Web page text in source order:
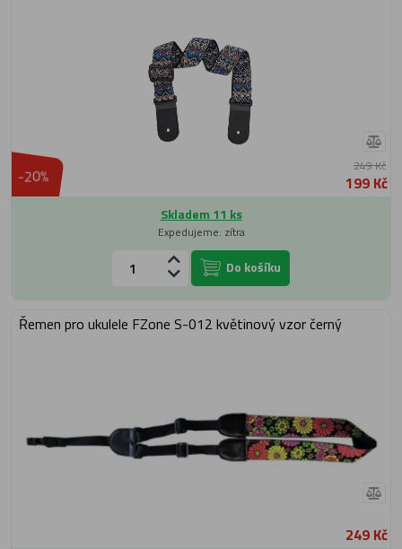
-20% 249 Kč
199 Kč
Skladem 11 ks
Expedujeme: zítra
Do košíku
Řemen pro ukulele FZone S-012 květinový vzor černý
249 Kč